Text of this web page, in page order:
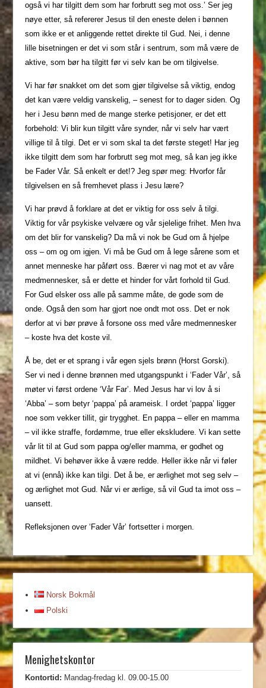
også vi har tilgitt dem som har forbrutt seg mot oss.’ Ser jeg
nøye etter, så refererer Jesus til den eneste delen i bønnen
som ikke er et anliggende rettet direkte til Gud. Nei, i denne
lille bisetningen er det vi som står i sentrum, som må være de
aktive, som bør ha tilgitt før vi selv kan be om tilgivelse.
Vi har før snakket om det som gjør tilgivelse så viktig, endog
det kan være veldig vanskelig, – senest for to dager siden. Og
her i Jesu bønn med de mange sterke petisjoner, er det ett
forbehold: Vi blir kun tilgitt våre synder, når vi selv har vært
villige til å tilgi. Det er vi som skal ta det første steget! Har jeg
ikke tilgitt dem som har forbrutt seg mot meg, så kan jeg ikke
be Fader Vår. Så enkelt er det!? Jeg spør meg: Hvorfor får
tilgivelsen en så fremhevet plass i Jesu lære?
Vi har prøvd å forklare at det er viktig for oss selv å tilgi.
Viktig for vår psykiske velvære og vår sjelelige frihet. Men hva
om det blir for vanskelig? Da må vi nok be Gud om å hjelpe
oss – om og om igjen. Vi må be Gud om å lege sårene som et
annet menneske har påført oss. Bærer vi nag mot et av våre
medmennesker, så er dette et hinder for vårt forhold til Gud.
For Gud elsker oss alle på samme måte, de gode som de
onde. Også den som har gjort noe ondt mot oss. Det er nok
derfor at vi bør prøve å forsone oss med våre medmennesker
– koste hva det koste vil.
Å be, det er et sprang i vår egen sjels brønn (Horst Gorski).
Ser vi ned i denne brønnen med utgangspunkt i ‘Fader Vår’, så
møter vi først ordene ‘Vår Far’. Med Jesus har vi lov å si
‘Abba’ – som betyr ‘pappa’ på arameisk. I ordet ‘pappa’ ligger
noe som vekker tillit, gir trygghet. En pappa – eller en mamma
– vil ikke straffe, fordømme, true eller ekskludere. Vi kan sette
vår lit til at Gud som pappa og/eller mamma, er godhet og
mildhet. Vi behøver ikke å være redde. Heller ikke når vi føler
at vi (ennå) ikke kan tilgi. Det å be, er ærlighet mot seg selv –
og ærlighet mot Gud. Når vi er ærlige, så vil Gud ta imot oss –
uansett.
Refleksjonen over ‘Fader Vår’ fortsetter i morgen.
Norsk Bokmål
Polski
Menighetskontor
Kontortid: Mandag-fredag kl. 09.00-15.00